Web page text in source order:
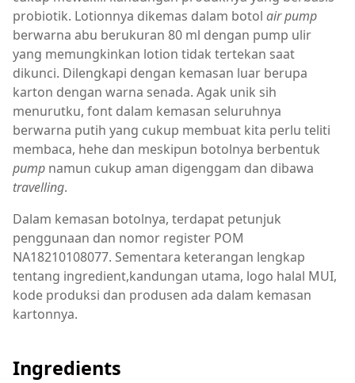
probiotik. Lotionnya dikemas dalam botol air pump
berwarna abu berukuran 80 ml dengan pump ulir
yang memungkinkan lotion tidak tertekan saat
dikunci. Dilengkapi dengan kemasan luar berupa
karton dengan warna senada. Agak unik sih
menurutku, font dalam kemasan seluruhnya
berwarna putih yang cukup membuat kita perlu teliti
membaca, hehe dan meskipun botolnya berbentuk
pump namun cukup aman digenggam dan dibawa
travelling.
Dalam kemasan botolnya, terdapat petunjuk
penggunaan dan nomor register POM
NA18210108077. Sementara keterangan lengkap
tentang ingredient,kandungan utama, logo halal MUI,
kode produksi dan produsen ada dalam kemasan
kartonnya.
Ingredients